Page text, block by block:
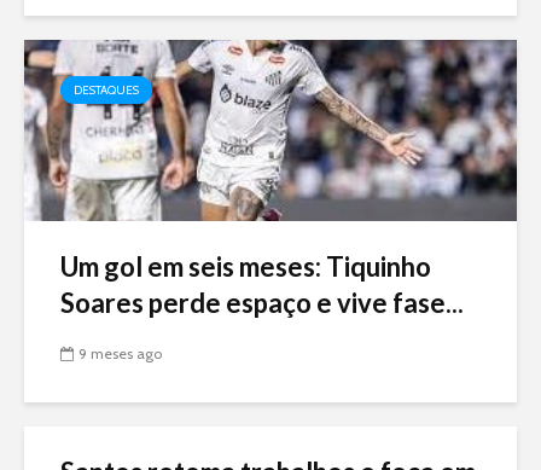
DESTAQUES
Um gol em seis meses: Tiquinho
Soares perde espaço e vive fase...
9 meses ago